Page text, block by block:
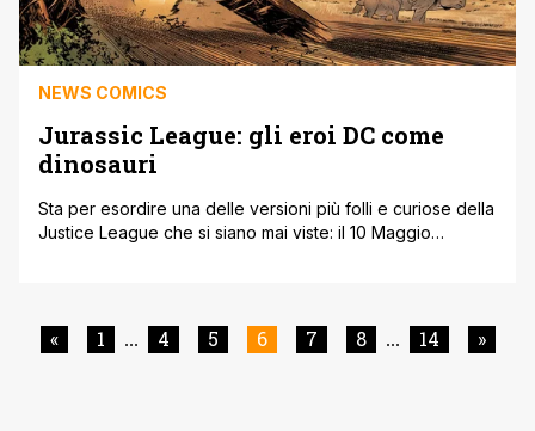
NEWS COMICS
Jurassic League: gli eroi DC come
dinosauri
Sta per esordire una delle versioni più folli e curiose della
Justice League che si siano mai viste: il 10 Maggio
sta andando incontro ad un fato oscuro, potremmo [']
« 1 ... 4 5 6 7 8 ... 14 »